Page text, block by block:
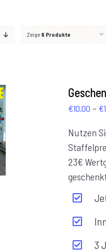
Zeige 6 Produkte
DETAILS
€10,00 – €
Nutzen
23€
3